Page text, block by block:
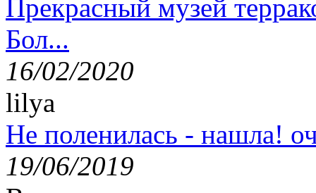
Прекрасный музей
Бол...
16/02/2020
lilya
Не поленилась - нашла!
19/06/2019